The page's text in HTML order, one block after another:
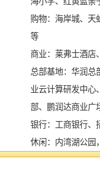
购物：海岸城、天
等
商业：莱弗士酒店
总部基地：华润总
业云计算研发中心
部、鹏润达商业广
银行：工商银行、
休闲：内湾湖公园
学校：深圳市南山